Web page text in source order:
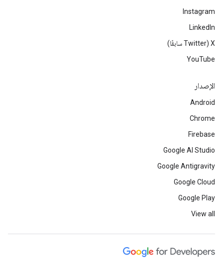
Instagram
LinkedIn
‫X ‏(Twitter سابقًا)
YouTube
الإصدار
Android
Chrome
Firebase
Google AI Studio
Google Antigravity
Google Cloud
Google Play
View all